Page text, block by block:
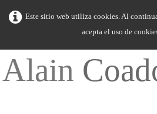
Este sitio web utiliza cookies. Al
acepta el uso de
Alain